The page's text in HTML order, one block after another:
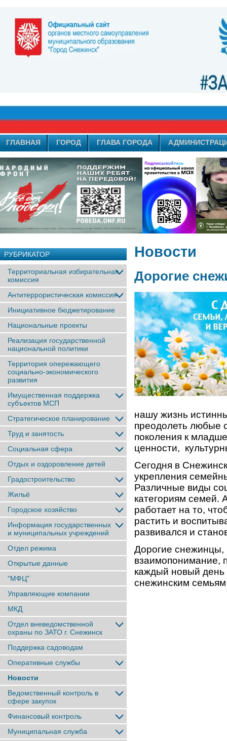
ГЛАВНАЯ ГОРОД ГЛАВА ГОРОДА
РУБРИКАТОР
Территориальная избирательная
комиссия
Антитеррористическая комиссия
Инициативное бюджетирование
Национальные проекты
Реализация государственной
национальной политики
Территория опережающего
социально-экономического
развития
Имущественная поддержка
субъектов МСП
Стратегическое планирование
Труд и занятость
Социальная сфера
Отдых и оздоровление детей
Градостроительство
Жильё
Городское хозяйство
Информация государственных
и муниципальных учреждений
Отдел режима
Открытые данные
"МФЦ"
Управляющие компании
МКД
Отдел вневедомственной
охраны по ЗАТО г. Снежинск
Поддержка садоводам
Оперативные службы
Новости
Ведомственный контроль в
сфере закупок
Финансовый контроль
Муниципальная служба
Новости
Дорогие
нашу жизнь
преодолеть любые
поколения к
ценности,
Сегодня в
укрепления
Различные виды
категориям семей.
работает на то,
растить и
развивался и
Дорогие снежинцы,
взаимопонимание,
каждый новый день
снежинским